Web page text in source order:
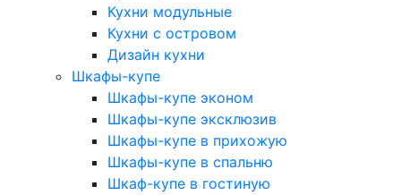
Кухни модульные
Кухни с островом
Дизайн кухни
Шкафы-купе
Шкафы-купе эконом
Шкафы-купе эксклюзив
Шкафы-купе в прихожую
Шкафы-купе в спальню
Шкаф-купе в гостиную